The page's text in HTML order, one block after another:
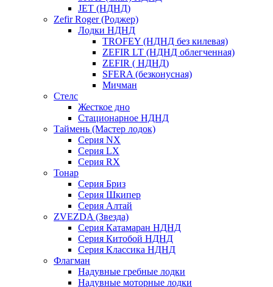
JET (НДНД)
Zefir Roger (Роджер)
Лодки НДНД
TROFEY (НДНД без килевая)
ZEFIR LT (НДНД облегченная)
ZEFIR ( НДНД)
SFERA (безконусная)
Мичман
Стелс
Жесткое дно
Стационарное НДНД
Таймень (Мастер лодок)
Серия NX
Серия LX
Серия RX
Тонар
Серия Бриз
Серия Шкипер
Серия Алтай
ZVEZDA (Звезда)
Серия Катамаран НДНД
Серия Китобой НДНД
Серия Классика НДНД
Флагман
Надувные гребные лодки
Надувные моторные лодки